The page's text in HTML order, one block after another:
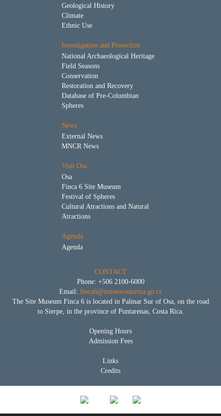
Geological History
Climate
Ethnic Use
Investigation and Protection
National Archaeological Heritage
Field Seasons
Conservation
Restoration and Recovery
Database of Pre-Columbian
Spheres
News
External News
MNCR News
Visit Osa
Osa
Finca 6 Site Museum
Festival of Spheres
Cultural Atractions and Natural
Atractions
Agenda
Agenda
CONTACT
Phone: +506 2100-6000
Email: finca6@museocostarica.go.cr
The Site Museum Finca 6 is located in Palmar Sur of Osa, on the road
to Sierpe, in the province of Puntarenas, Costa Rica.
Opening Hours
Admission Fees
Links
Credits